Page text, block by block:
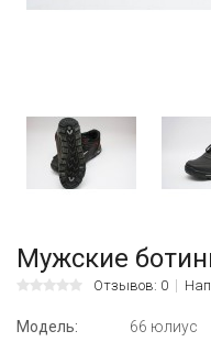
Мужские
Отзывов: 0
Модель:
66 юлиус